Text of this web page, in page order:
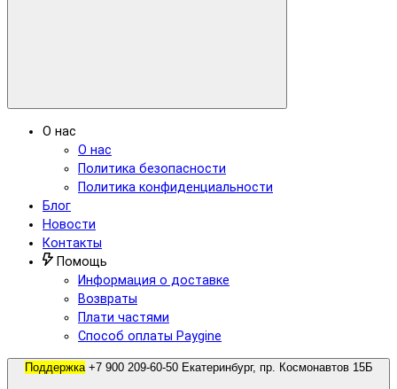
О нас
О нас
Политика безопасности
Политика конфиденциальности
Блог
Новости
Контакты
Помощь
Информация о доставке
Возвраты
Плати частями
Способ оплаты Paygine
Поддержка